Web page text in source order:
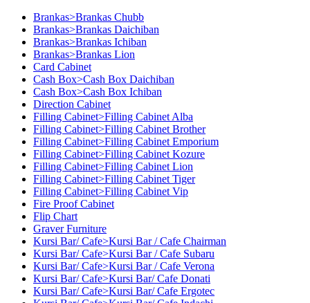
Brankas>Brankas Chubb
Brankas>Brankas Daichiban
Brankas>Brankas Ichiban
Brankas>Brankas Lion
Card Cabinet
Cash Box>Cash Box Daichiban
Cash Box>Cash Box Ichiban
Direction Cabinet
Filling Cabinet>Filling Cabinet Alba
Filling Cabinet>Filling Cabinet Brother
Filling Cabinet>Filling Cabinet Emporium
Filling Cabinet>Filling Cabinet Kozure
Filling Cabinet>Filling Cabinet Lion
Filling Cabinet>Filling Cabinet Tiger
Filling Cabinet>Filling Cabinet Vip
Fire Proof Cabinet
Flip Chart
Graver Furniture
Kursi Bar/ Cafe>Kursi Bar / Cafe Chairman
Kursi Bar/ Cafe>Kursi Bar / Cafe Subaru
Kursi Bar/ Cafe>Kursi Bar / Cafe Verona
Kursi Bar/ Cafe>Kursi Bar/ Cafe Donati
Kursi Bar/ Cafe>Kursi Bar/ Cafe Ergotec